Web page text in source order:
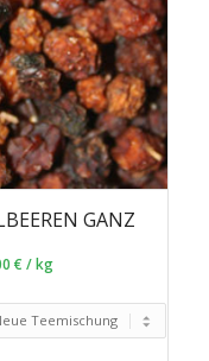
GANZ
€ /kg